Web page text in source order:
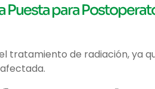
Puesta para
tratamiento de radiación, ya